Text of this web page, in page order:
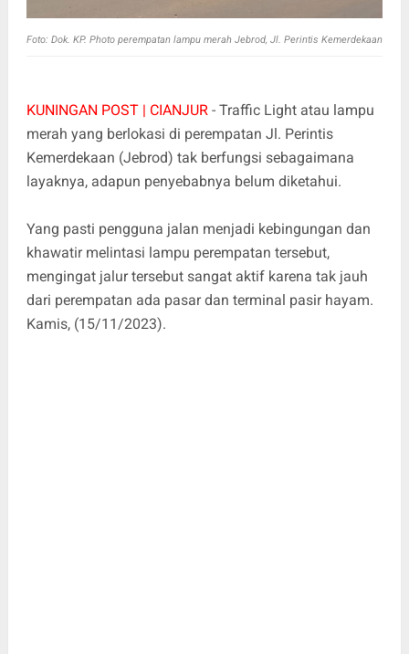
Foto: Dok. KP. Photo perempatan lampu merah Jebrod, Jl. Perintis Kemerdekaan
KUNINGAN POST | CIANJUR- Traffic Light atau lampu
merah yang berlokasi di perempatan Jl. Perintis
Kemerdekaan (Jebrod) tak berfungsi sebagaimana
layaknya, adapun penyebabnya belum diketahui.
Yang pasti pengguna jalan menjadi kebingungan dan
khawatir melintasi lampu perempatan tersebut,
mengingat jalur tersebut sangat aktif karena tak jauh
dari perempatan ada pasar dan terminal pasir hayam.
Kamis, (15/11/2023).